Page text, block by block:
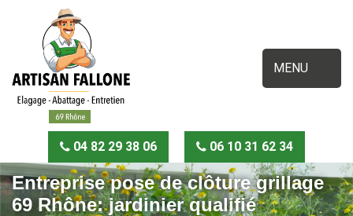
MENU
04 82 29 38 06 06 10 31 62 34
Entreprise pose de clôture grillage
69 Rhône: jardinier qualifié